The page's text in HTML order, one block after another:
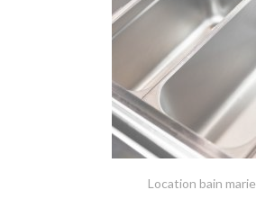
Location bain marie